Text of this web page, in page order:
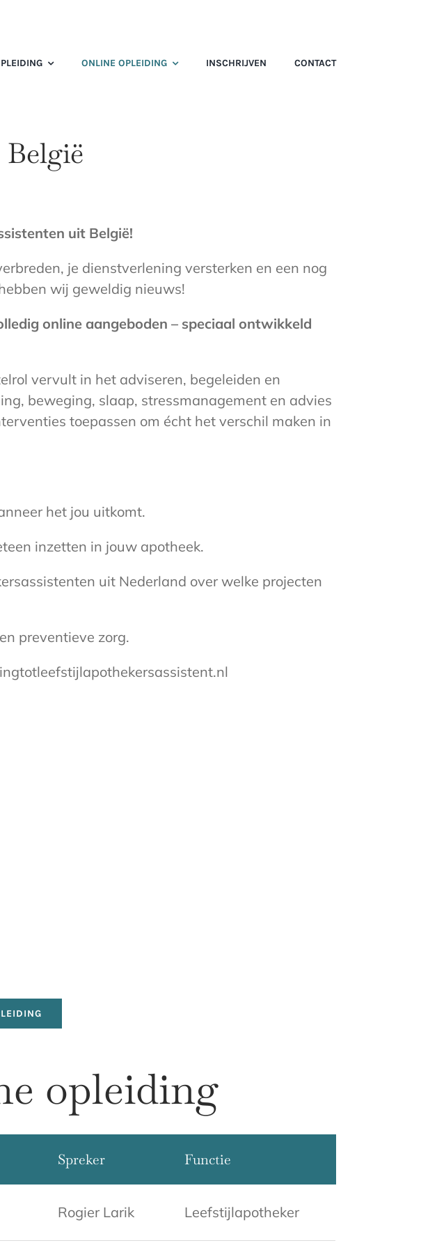
ONLINE OPLEIDING INSCHRIJVEN CONTACT
uit België!
je dienstverlening versterken en een nog
wij geweldig nieuws!
online aangeboden – speciaal ontwikkeld
vervult in het adviseren, begeleiden en
beweging, slaap, stressmanagement en advies
toepassen om écht het verschil maken in
het jou uitkomt.
inzetten in jouw apotheek.
uit Nederland over welke projecten
preventieve zorg.
opleiding
Spreker Functie
Rogier Larik Leefstijlapotheker